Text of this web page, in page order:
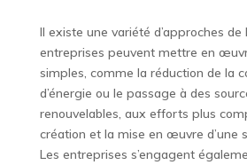
Il existe une variété d’approches de
entreprises peuvent mettre en
simples, comme la réduction de la
d’énergie ou le passage à des
renouvelables, aux efforts plus
création et la mise en œuvre d’une
Les entreprises s’engagent